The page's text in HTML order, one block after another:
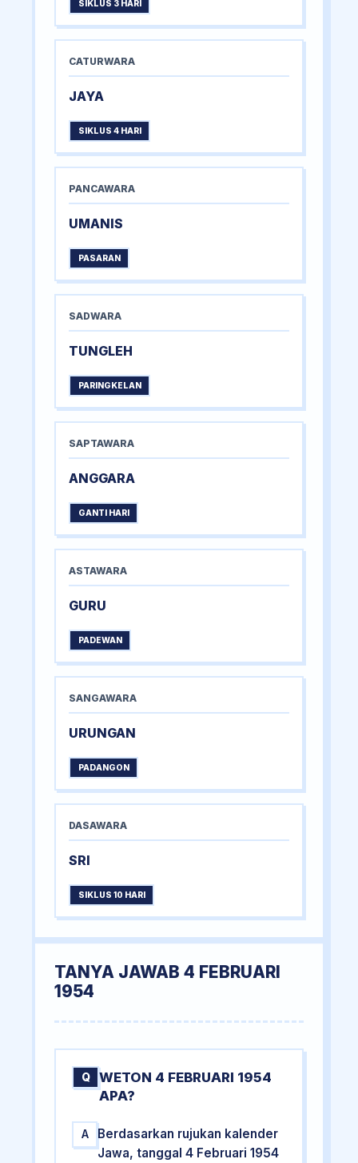
SIKLUS 3 HARI
CATURWARA
JAYA
SIKLUS 4 HARI
PANCAWARA
UMANIS
PASARAN
SADWARA
TUNGLEH
PARINGKELAN
SAPTAWARA
ANGGARA
GANTI HARI
ASTAWARA
GURU
PADEWAN
SANGAWARA
URUNGAN
PADANGON
DASAWARA
SRI
SIKLUS 10 HARI
TANYA JAWAB 4 FEBRUARI
1954
Q
WETON 4 FEBRUARI 1954
APA?
A
Berdasarkan rujukan kalender
Jawa, tanggal 4 Februari 1954